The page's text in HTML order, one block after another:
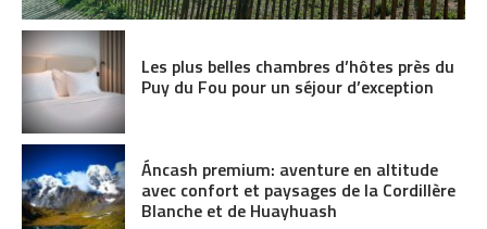
Les plus belles chambres d’hôtes près du
Puy du Fou pour un séjour d’exception
Áncash premium: aventure en altitude
avec confort et paysages de la Cordillère
Blanche et de Huayhuash